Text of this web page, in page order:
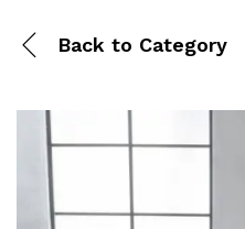
Back to Category